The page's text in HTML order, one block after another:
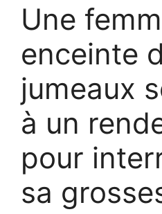
Une
enceinte
jumeaux
à un
pour
sa